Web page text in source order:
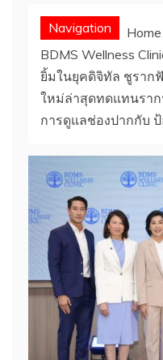
Navigation
Home
BDMS Wellness
ยิ้มในยุคดิจิทัล ชูราก
ใหม่ล่าสุดทดแทนรา
การดูแลช่องปากกับ